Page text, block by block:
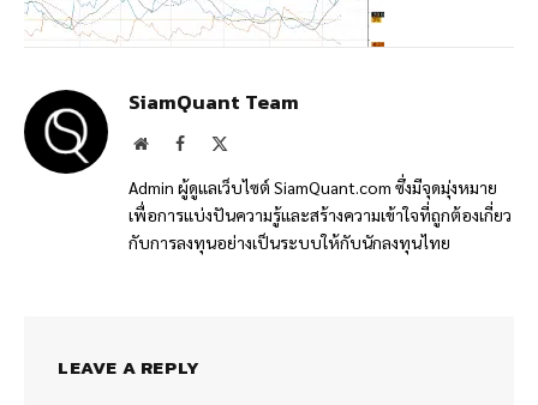
SiamQuant Team
WebsiteFacebook
Admin ผู้ดูแลเว็บไซต์ SiamQuant.com ซึ่งมีจุดมุ่งหมาย
เพื่อการแบ่งปันความรู้และสร้างความเข้าใจที่ถูกต้องเกี่ยว
กับการลงทุนอย่างเป็นระบบให้กับนักลงทุนไทย
LEAVE A REPLY